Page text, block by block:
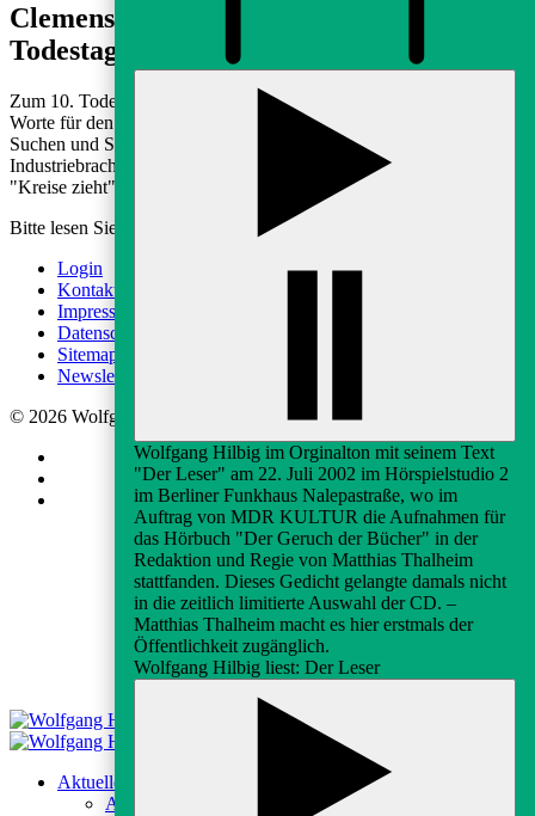
Clemens Meyer: Wolfgang Hilbig zum 10.
Todestag
Zum 10. Todestag von Wolfgang Hilbig hat Clemens Meyer einige
Worte für den Radiosender MDR Kultur geschrieben. Über das
Suchen und Schreiben, über den Leipziger Bahnhof, Meuselwitzer
Industriebrachen und das leuchtende Riesenrad, in dem Hilbig seine
"Kreise zieht" ...
Bitte lesen Sie
Login
Kontakt
Impressum
Datenschutz
Sitemap
Newsletter-Anmeldung
© 2026 Wolfgang-Hilbig-Gesellschaft e.V.
Wolfgang Hilbig im Orginalton mit seinem Text
"Der Leser" am 22. Juli 2002 im Hörspielstudio 2
im Berliner Funkhaus Nalepastraße, wo im
Auftrag von MDR KULTUR die Aufnahmen für
das Hörbuch "Der Geruch der Bücher" in der
Redaktion und Regie von Matthias Thalheim
stattfanden. Dieses Gedicht gelangte damals nicht
in die zeitlich limitierte Auswahl der CD. –
Matthias Thalheim macht es hier erstmals der
Öffentlichkeit zugänglich.
Wolfgang Hilbig liest: Der Leser
Aktuelles
Aktuelles